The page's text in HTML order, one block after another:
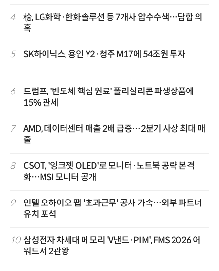
4
檢, LG화학·한화솔루션 등 7개사 압수수색…담합 의
혹
5 SK하이닉스, 용인 Y2·청주 M17에 54조원 투자
6
트럼프, '반도체 핵심 원료' 폴리실리콘 파생상품에
15% 관세
7
AMD, 데이터센터 매출 2배 급증…2분기 사상 최대 매
출
8
CSOT, '잉크젯 OLED'로 모니터·노트북 공략 본격
화…MSI 모니터 공개
9
인텔 오하이오 팹 '초과근무' 공사 가속…외부 파트너
유치 포석
10 삼성전자 차세대 메모리 'V낸드·PIM', FMS 2026 어
워드서 2관왕